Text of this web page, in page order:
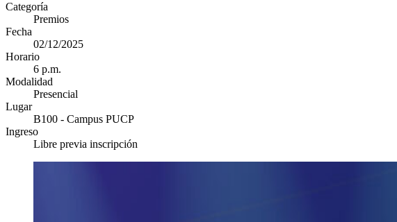
Categoría
Premios
Fecha
02/12/2025
Horario
6 p.m.
Modalidad
Presencial
Lugar
B100 - Campus PUCP
Ingreso
Libre previa inscripción